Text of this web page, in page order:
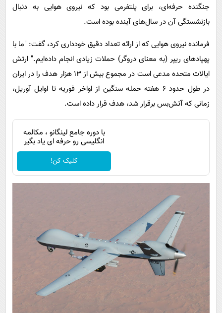
جنگنده حرفه‌ای، برای پلتفرمی بود که نیروی هوایی به دنبال
بازنشستگی آن در سال‌های آینده بوده است.
فرمانده نیروی هوایی که از ارائه تعداد دقیق خودداری کرد، گفت: "ما با
پهپادهای ریپر (به معنای دروگر) حملات زیادی انجام داده‌ایم." ارتش
ایالات متحده مدعی است در مجموع بیش از 13 هزار هدف را در ایران
در طول حدود 6 هفته حمله سنگین از اواخر فوریه تا اوایل آوریل،
زمانی که آتش‌بس برقرار شد، هدف قرار داده است.
با دوره جامع لینگانو ، مکالمه
انگلیسی رو حرفه ای یاد بگیر
کلیک کن!